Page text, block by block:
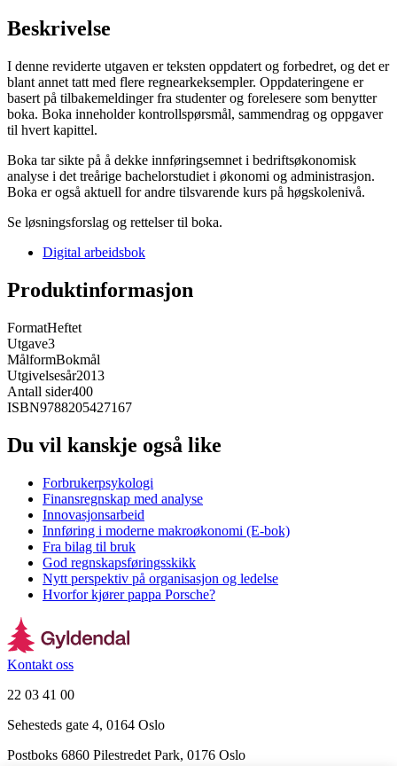
Beskrivelse
I denne reviderte utgaven er teksten oppdatert og forbedret, og det er
blant annet tatt med flere regnearkeksempler. Oppdateringene er
basert på tilbakemeldinger fra studenter og forelesere som benytter
boka. Boka inneholder kontrollspørsmål, sammendrag og oppgaver
til hvert kapittel.
Boka tar sikte på å dekke innføringsemnet i bedriftsøkonomisk
analyse i det treårige bachelorstudiet i økonomi og administrasjon.
Boka er også aktuell for andre tilsvarende kurs på høgskolenivå.
Se løsningsforslag og rettelser til boka.
Digital arbeidsbok
Produktinformasjon
FormatHeftet
Utgave3
MålformBokmål
Utgivelsesår2013
Antall sider400
ISBN9788205427167
Du vil kanskje også like
Forbrukerpsykologi
Finansregnskap med analyse
Innovasjonsarbeid
Innføring i moderne makroøkonomi (E-bok)
Fra bilag til bruk
God regnskapsføringsskikk
Nytt perspektiv på organisasjon og ledelse
Hvorfor kjører pappa Porsche?
Kontakt oss
22 03 41 00
Sehesteds gate 4, 0164 Oslo
Postboks 6860 Pilestredet Park, 0176 Oslo